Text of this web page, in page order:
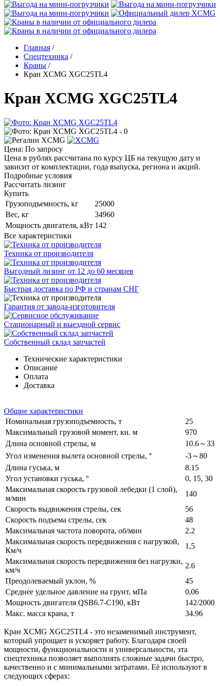
Главная /
Спецтехника /
Краны /
Кран XCMG XGC25TL4
Кран XCMG XGC25TL4
Цена: По запросу
Цена в рублях рассчитана по курсу ЦБ на текущую дату и
зависит от комплектации, года выпуска, региона и акций.
Подробные условия
Рассчитать лизинг
Купить
Грузоподъемность, кг
25000
Вес, кг
34960
Мощность двигателя, кВт 142
Все характеристики
Техника от производителя
Выгодный лизинг от 12 до 60 месяцев
Быстрая доставка по РФ и странам СНГ
Гарантия от завода-изготовителя
Стационарный и выездной сервис
Собственный склад запчастей
Технические характеристики
Описание
Оплата
Доставка
Общие характеристики
Номинальная грузоподъемность, т
25
Максимальный грузовой момент, кн. м
970
Длина основной стрелы, м
10.6～33
Угол изменения вылета основной стрелы, °
-3～80
Длина гуська, м
8.15
Угол установки гуська, °
0, 15, 30
Максимальная скорость грузовой лебедки (1 слой),
м/мин
140
Скорость выдвижения стрелы, сек
56
Скорость подъема стрелы, сек
48
Максимальная частота поворота, об/мин
2.2
Максимальная скорость передвижения с нагрузкой,
Км/ч
1,5
Максимальная скорость передвижения без нагрузки,
км/ч
2.6
Преодолеваемый уклон, %
45
Среднее удельное давление на грунт, мПа
0,06
Мощность двигателя QSB6.7-C190, кВт
142/2000
Макс. масса крана, т
34.96
Кран XCMG XGC25TL4 - это незаменимый инструмент,
который упрощает и ускоряет работу. Благодаря своей
мощности, функциональности и универсальности, эта
спецтехника позволяет выполнять сложные задачи быстро,
качественно и с минимальными затратами. Её используют в
следующих сферах: